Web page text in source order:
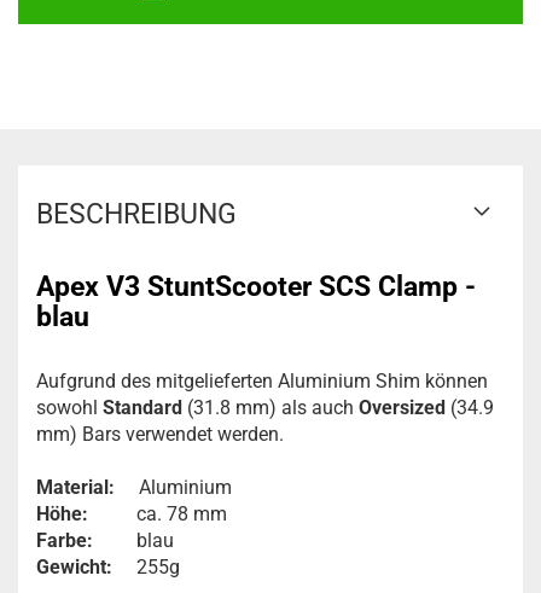
BESCHREIBUNG
Apex V3 StuntScooter SCS Clamp -
blau
Aufgrund des mitgelieferten Aluminium Shim können
sowohl Standard (31.8 mm) als auch Oversized (34.9
mm) Bars verwendet werden.
Material: Aluminium
Höhe: ca. 78 mm
Farbe: blau
Gewicht: 255g